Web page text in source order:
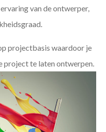
van de ontwerper,
projectbasis waardoor je
project te laten ontwerpen.